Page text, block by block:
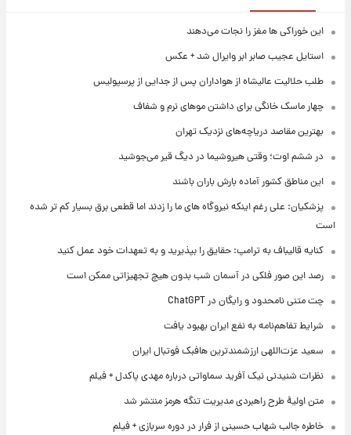
این خوراکی ها مغز را نجات می‌دهند
استایل عجیب صابر ابر وایرال شد + عکس
طلب حلالیت عالیشاه از هواداران پس از جدایی از پرسپولیس
چهار ماسک خانگی برای داشتن موهای نرم و شفاف
بهترین مقاصد دریاچه‌های نزدیک تهران
در ششم اوت؛ وقتی هیروشیما در دیگ قیر می‌جوشید
این مناطق کشور آماده بارش باران باشند
پزشکیان: علی رغم اینکه نیروگاه های ما را زدند اما قطعی برق بسیار کم تر شده
است
کنایه قالیباف به ترامپ: حقایق را بپذیرید و به تعهدات خود عمل کنید
رصد این صور فلکی در آسمان شب بدون هیچ تجهیزاتی ممکن است
چت متنی نامحدود و رایگان در ChatGPT
شرایط تفاهم‌نامه به نفع ایران بهبود یافت
سعید عزت‌اللهی ارزشمندترین هافبک فوتبال ایران
نظرات شنیدنی نیک آفرید سماواتی درباره مهدی پاکدل + فیلم
متن اولیۀ طرح راهبردی مدیریت تنگه هرمز منتشر شد
خاطره جالب شهاب حسینی از فرار در دوره سربازی + فیلم